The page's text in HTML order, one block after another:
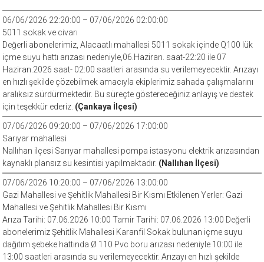
06/06/2026 22:20:00 – 07/06/2026 02:00:00
5011 sokak ve civarı
Değerli abonelerimiz, Alacaatlı mahallesi 5011 sokak içinde Q100 lük
içme suyu hattı arızası nedeniyle,06.Haziran. saat-22:20 ile 07
Haziran.2026 saat- 02:00 saatleri arasında su verilemeyecektir. Arızayı
en hızlı şekilde çözebilmek amacıyla ekiplerimiz sahada çalışmalarını
aralıksız sürdürmektedir. Bu süreçte göstereceğiniz anlayış ve destek
için teşekkür ederiz. (Çankaya İlçesi)
07/06/2026 09:20:00 – 07/06/2026 17:00:00
Sarıyar mahallesi
Nallıhan ilçesi Sarıyar mahallesi pompa istasyonu elektrik arızasından
kaynaklı plansız su kesintisi yapılmaktadır. (Nallıhan İlçesi)
07/06/2026 10:20:00 – 07/06/2026 13:00:00
Gazi Mahallesi ve Şehitlik Mahallesi Bir Kısmı Etkilenen Yerler: Gazi
Mahallesi ve Şehitlik Mahallesi Bir Kısmı
Arıza Tarihi: 07.06.2026 10:00 Tamir Tarihi: 07.06.2026 13:00 Değerli
abonelerimiz Şehitlik Mahallesi Karanfil Sokak bulunan içme suyu
dağıtım şebeke hattında Ø 110 Pvc boru arızası nedeniyle 10:00 ile
13:00 saatleri arasında su verilemeyecektir. Arızayı en hızlı şekilde